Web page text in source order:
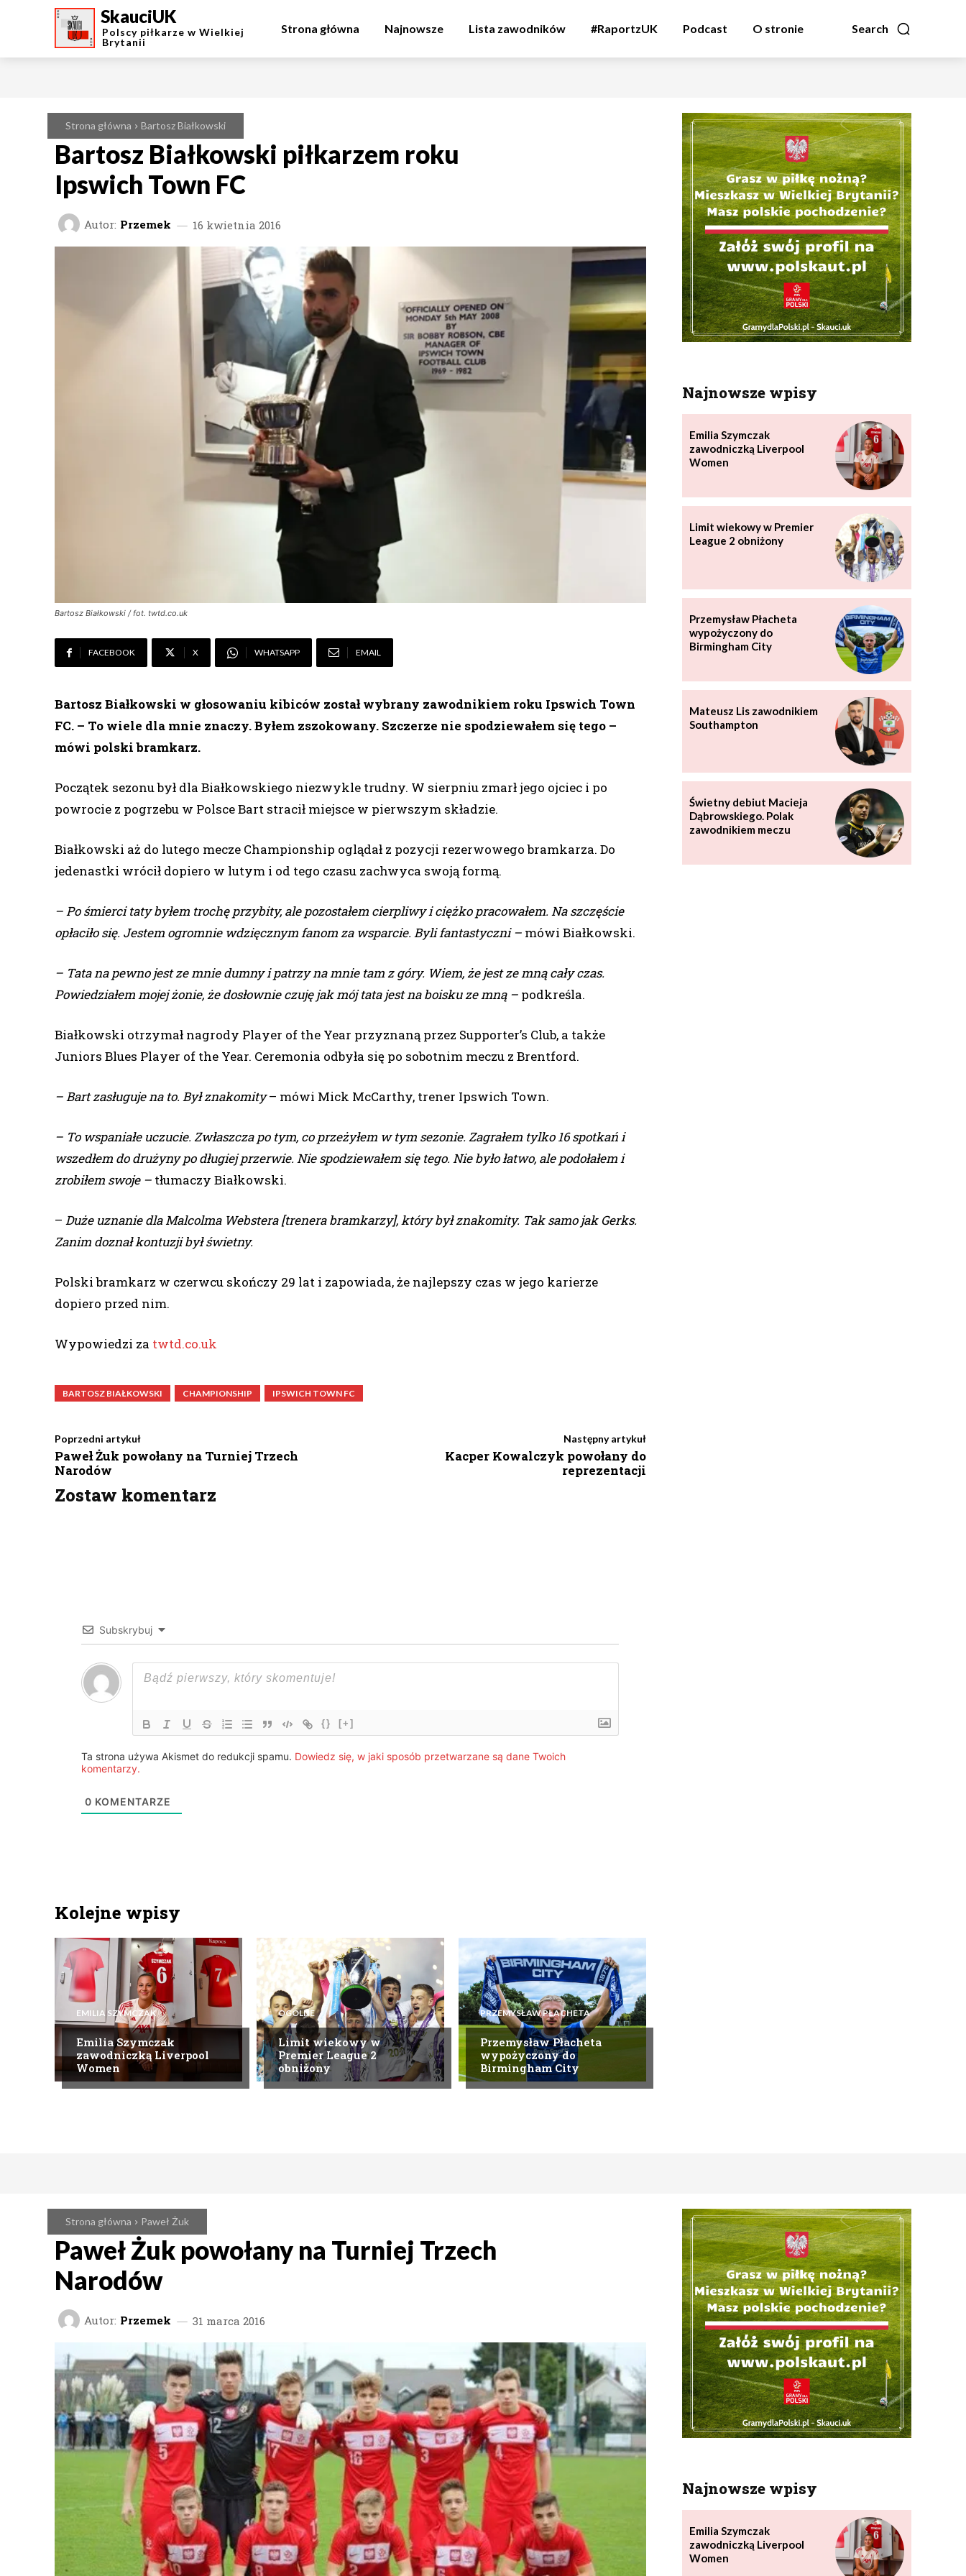
SkauciUK
Polscy piłkarze w Wielkiej
Brytanii
Search
Strona główna Najnowsze Lista zawodników #RaportzUK Podcast O stronie
Strona główna Bartosz Białkowski
Bartosz Białkowski piłkarzem roku
Ipswich Town FC
Autor: Przemek 16 kwietnia 2016
Bartosz Białkowski / fot. twtd.co.uk
FACEBOOK X WHATSAPP EMAIL
Bartosz Białkowski w głosowaniu kibiców został wybrany zawodnikiem roku Ipswich Town
FC. – To wiele dla mnie znaczy. Byłem zszokowany. Szczerze nie spodziewałem się tego –
mówi polski bramkarz.
Początek sezonu był dla Białkowskiego niezwykle trudny. W sierpniu zmarł jego ojciec i po
powrocie z pogrzebu w Polsce Bart stracił miejsce w pierwszym składzie.
Białkowski aż do lutego mecze Championship oglądał z pozycji rezerwowego bramkarza. Do
jedenastki wrócił dopiero w lutym i od tego czasu zachwyca swoją formą.
– Po śmierci taty byłem trochę przybity, ale pozostałem cierpliwy i ciężko pracowałem. Na szczęście
opłaciło się. Jestem ogromnie wdzięcznym fanom za wsparcie. Byli fantastyczni – mówi Białkowski.
– Tata na pewno jest ze mnie dumny i patrzy na mnie tam z góry. Wiem, że jest ze mną cały czas.
Powiedziałem mojej żonie, że dosłownie czuję jak mój tata jest na boisku ze mną – podkreśla.
Białkowski otrzymał nagrody Player of the Year przyznaną przez Supporter’s Club, a także
Juniors Blues Player of the Year. Ceremonia odbyła się po sobotnim meczu z Brentford.
– Bart zasługuje na to. Był znakomity– mówi Mick McCarthy, trener Ipswich Town.
– To wspaniałe uczucie. Zwłaszcza po tym, co przeżyłem w tym sezonie. Zagrałem tylko 16 spotkań i
wszedłem do drużyny po długiej przerwie. Nie spodziewałem się tego. Nie było łatwo, ale podołałem i
zrobiłem swoje – tłumaczy Białkowski.
– Duże uznanie dla Malcolma Webstera [trenera bramkarzy], który był znakomity. Tak samo jak Gerks.
Zanim doznał kontuzji był świetny.
Polski bramkarz w czerwcu skończy 29 lat i zapowiada, że najlepszy czas w jego karierze
dopiero przed nim.
Wypowiedzi za twtd.co.uk
BARTOSZ BIAŁKOWSKI CHAMPIONSHIP IPSWICH TOWN FC
Poprzedni artykuł
Paweł Żuk powołany na Turniej Trzech
Narodów
Następny artykuł
Kacper Kowalczyk powołany do
reprezentacji
Zostaw komentarz
Subskrybuj
{} [+]
Ta strona używa Akismet do redukcji spamu. Dowiedz się, w jaki sposób przetwarzane są dane Twoich
komentarzy.
0 KOMENTARZE
Kolejne wpisy
EMILIA SZYMCZAK
Emilia Szymczak
zawodniczką Liverpool
Women
OGÓLNE
Limit wiekowy w
Premier League 2
obniżony
PRZEMYSŁAW PŁACHETA
Przemysław Płacheta
wypożyczony do
Birmingham City
Najnowsze wpisy
Emilia Szymczak
zawodniczką Liverpool
Women
Limit wiekowy w Premier
League 2 obniżony
Przemysław Płacheta
wypożyczony do
Birmingham City
Mateusz Lis zawodnikiem
Southampton
Świetny debiut Macieja
Dąbrowskiego. Polak
zawodnikiem meczu